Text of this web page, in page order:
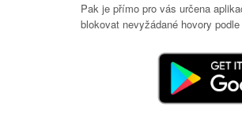
Pak je přímo pro vás určena
blokovat nevyžádané hovory